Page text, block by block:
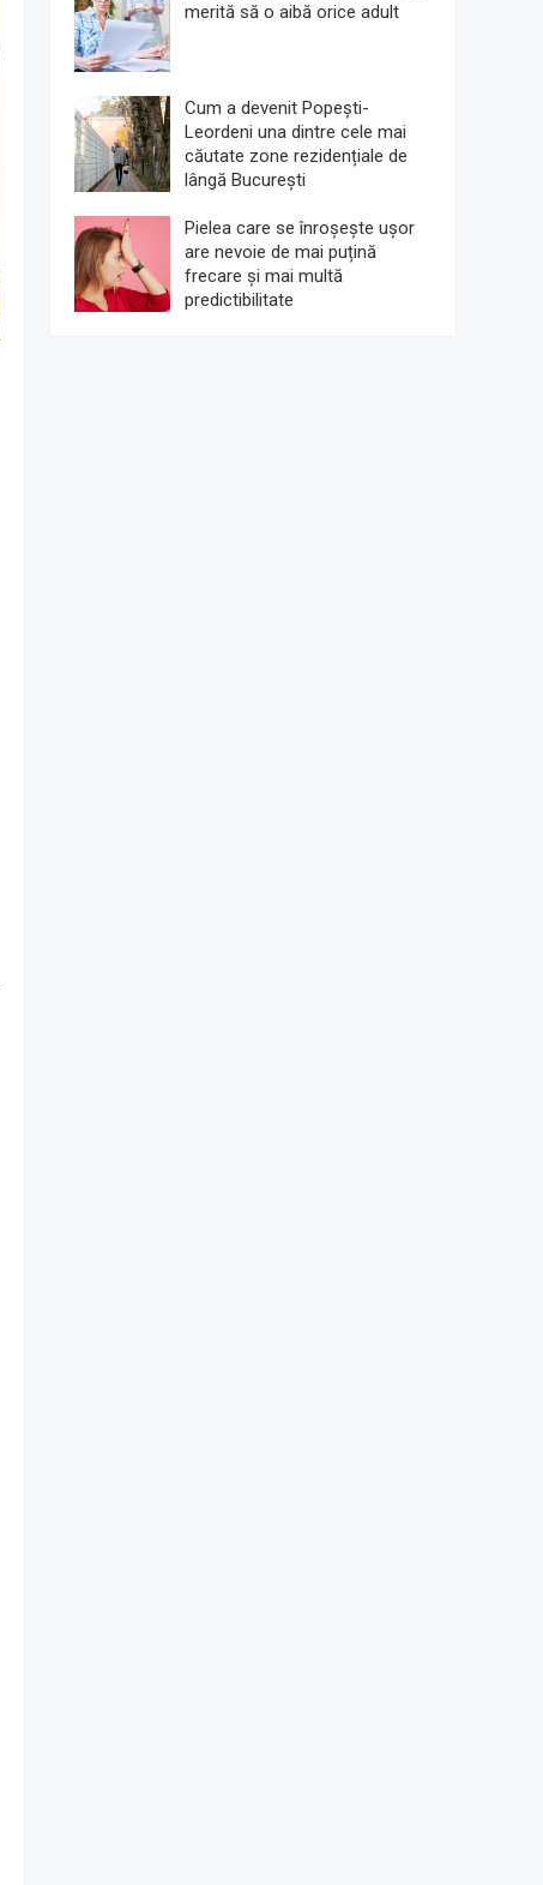
merită să o aibă orice adult
Cum a devenit Popești-
Leordeni una dintre cele mai
căutate zone rezidențiale de
lângă București
Pielea care se înroșește ușor
are nevoie de mai puțină
frecare și mai multă
predictibilitate